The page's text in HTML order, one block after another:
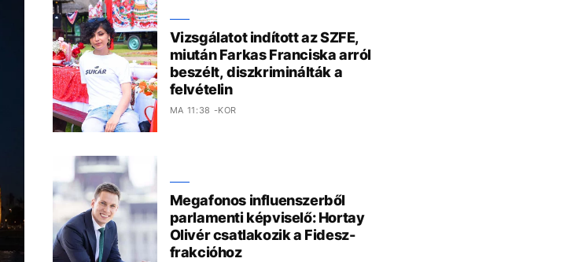
Vizsgálatot indított az SZFE,
miután Farkas Franciska arról
beszélt, diszkriminálták a
felvételin
MA 11:38 -KOR
Megafonos influenszerből
parlamenti képviselő: Hortay
Olivér csatlakozik a Fidesz-
frakcióhoz